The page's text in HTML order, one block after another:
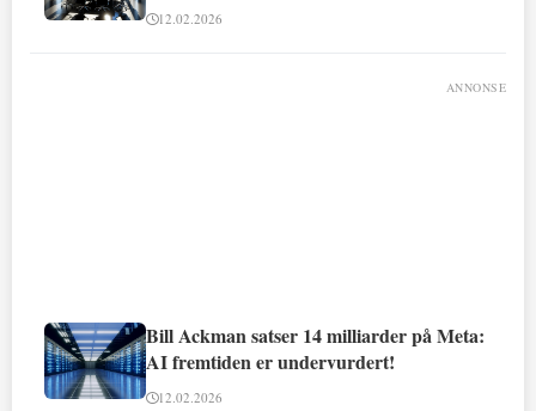
12.02.2026
ANNONSE
Bill Ackman satser 14 milliarder på Meta:
AI fremtiden er undervurdert!
12.02.2026